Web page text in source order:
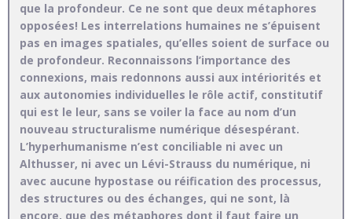
que la profondeur. Ce ne sont que deux métaphores
opposées! Les interrelations humaines ne s’épuisent
pas en images spatiales, qu’elles soient de surface ou
de profondeur. Reconnaissons l’importance des
connexions, mais redonnons aussi aux intériorités et
aux autonomies individuelles le rôle actif, constitutif
qui est le leur, sans se voiler la face au nom d’un
nouveau structuralisme numérique désespérant.
L’hyperhumanisme n’est conciliable ni avec un
Althusser, ni avec un Lévi-Strauss du numérique, ni
avec aucune hypostase ou réification des processus,
des structures ou des échanges, qui ne sont, là
encore, que des métaphores dont il faut faire un